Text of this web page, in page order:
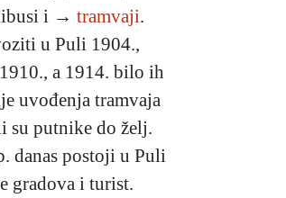
i → tramvaji.
u Puli 1904.,
a 1914. bilo ih
uvođenja tramvaja
su putnike do želj.
danas postoji u Puli
gradova i turist.